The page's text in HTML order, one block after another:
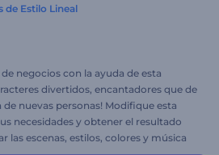
de Estilo Lineal
negocios con la ayuda de esta
divertidos, encantadores que de
nuevas personas! Modifique esta
necesidades y obtener el resultado
las escenas, estilos, colores y música